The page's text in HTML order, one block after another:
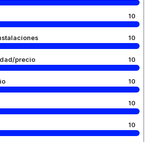
10
10
precio 10
10
10
10